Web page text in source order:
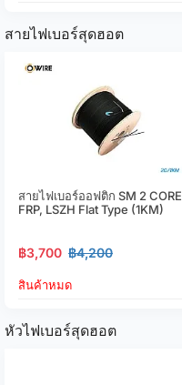
สายไฟเบอร์สุดฮอต
สายไฟเบอร์ออฟติก SM 2 CORE
FRP, LSZH Flat Type (1KM)
฿3,700 ฿4,200
สินค้าหมด
หัวไฟเบอร์สุดฮอต